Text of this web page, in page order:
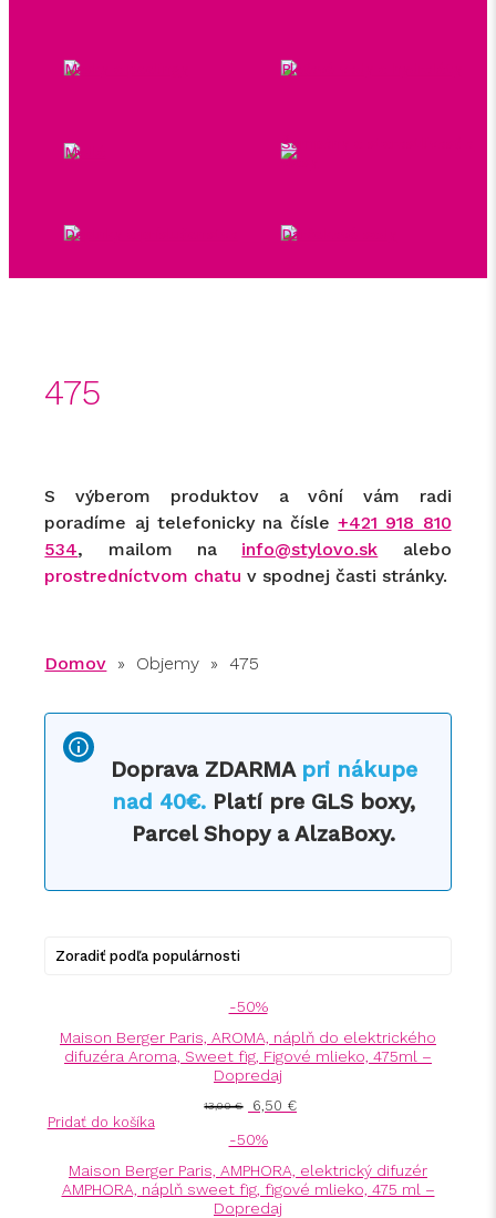
Masky a peelingy Pleťové vody a hydroláty
Mydlá
Šampóny a starostlivosť o
vlasy
Doplnky a príslušenstvo Darčekové sady
475
S výberom produktov a vôní vám radi
poradíme aj telefonicky na čísle+421 918 810
534, mailom na info@stylovo.sk alebo
prostredníctvom chatu v spodnej časti stránky.
Domov » Objemy » 475
Doprava ZDARMA pri nákupe
nad 40€. Platí pre GLS boxy,
Parcel Shopy a AlzaBoxy.
-50%
Maison Berger Paris, AROMA, náplň do elektrického
difuzéra Aroma, Sweet fig, Figové mlieko, 475ml –
Dopredaj
13,00€ 6,50 €
Pridať do košíka
-50%
Maison Berger Paris, AMPHORA, elektrický difuzér
AMPHORA, náplň sweet fig, figové mlieko, 475 ml –
Dopredaj